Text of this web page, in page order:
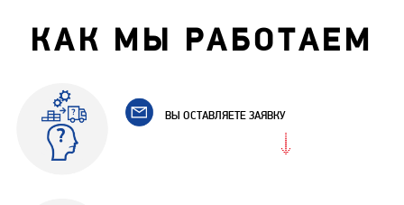
КАК МЫ РАБОТАЕМ
ВЫ ОСТАВЛЯЕТЕ ЗАЯВКУ